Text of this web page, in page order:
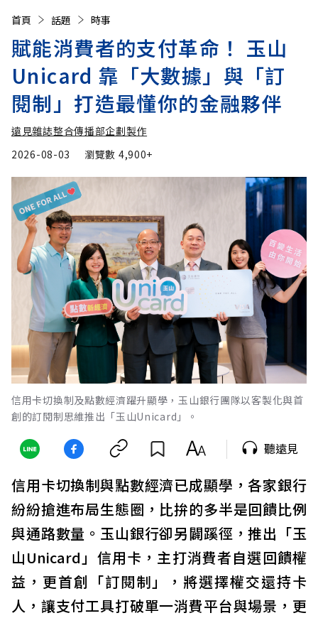
首頁 話題 時事
賦能消費者的支付革命！ 玉山
Unicard 靠「大數據」與「訂
閱制」打造最懂你的金融夥伴
遠見雜誌整合傳播部企劃製作
2026-08-03
瀏覽數 4,900+
信用卡切換制及點數經濟躍升顯學，玉山銀行團隊以客製化與首
創的訂閱制思維推出「玉山Unicard」。
聽遠見
信用卡切換制與點數經濟已成顯學，各家銀行
紛紛搶進布局生態圈，比拚的多半是回饋比例
與通路數量。玉山銀行卻另闢蹊徑，推出「玉
山Unicard」信用卡，主打消費者自選回饋權
益，更首創「訂閱制」，將選擇權交還持卡
人，讓支付工具打破單一消費平台與場景，更